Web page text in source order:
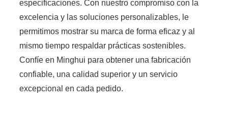
especificaciones. Con nuestro compromiso con la
excelencia y las soluciones personalizables, le
permitimos mostrar su marca de forma eficaz y al
mismo tiempo respaldar prácticas sostenibles.
Confíe en Minghui para obtener una fabricación
confiable, una calidad superior y un servicio
excepcional en cada pedido.